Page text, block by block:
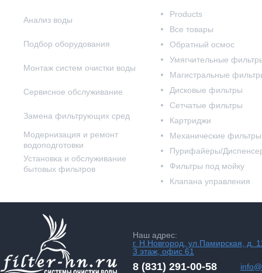
Анализ воды
Подбор оборудования
Монтаж систем очистки воды
Сервисное обслуживание
Замена фильтрующих сред
Модернизация и ремонт
водоподготовки
Установка и обслуживание
бытовых фильтров
Products
Все товары
Обратный осмос
Умягчительные
Магистральные
Дисковые фильтры
Сетчатые фильтры
Картриджи
Механические фильтры
Пурифайеры/
Фильтры под мойку
Клапана управления
Наш адрес:
г. Н.Новгород, ул.Памирская, д.
3 этаж, офис 61
8 (831) 291-00-58